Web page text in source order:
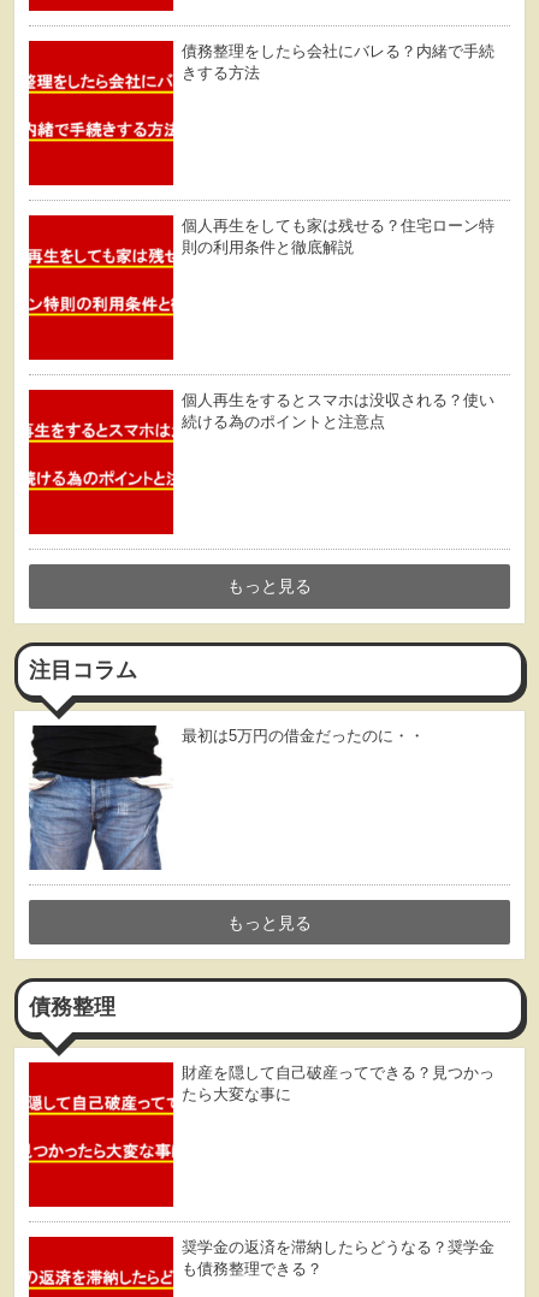
債務整理をしたら会社にバレる？内緒で手続
きする方法
個人再生をしても家は残せる？住宅ローン特
則の利用条件と徹底解説
個人再生をするとスマホは没収される？使い
続ける為のポイントと注意点
もっと見る
注目コラム
最初は5万円の借金だったのに・・
もっと見る
債務整理
財産を隠して自己破産ってできる？見つかっ
たら大変な事に
奨学金の返済を滞納したらどうなる？奨学金
も債務整理できる？